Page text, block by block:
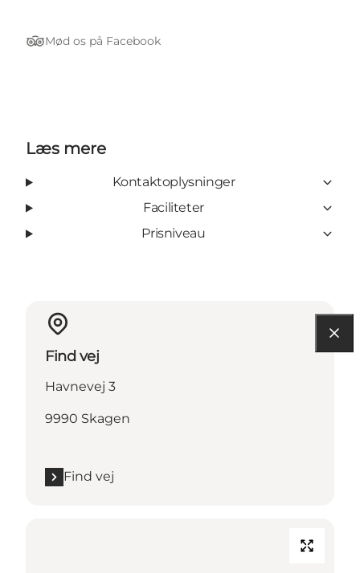
Tripadvisor
Mød os på Facebook
Læs mere
Kontaktoplysninger
Faciliteter
Prisniveau
Find vej
Havnevej 3
9990 Skagen
Find vej